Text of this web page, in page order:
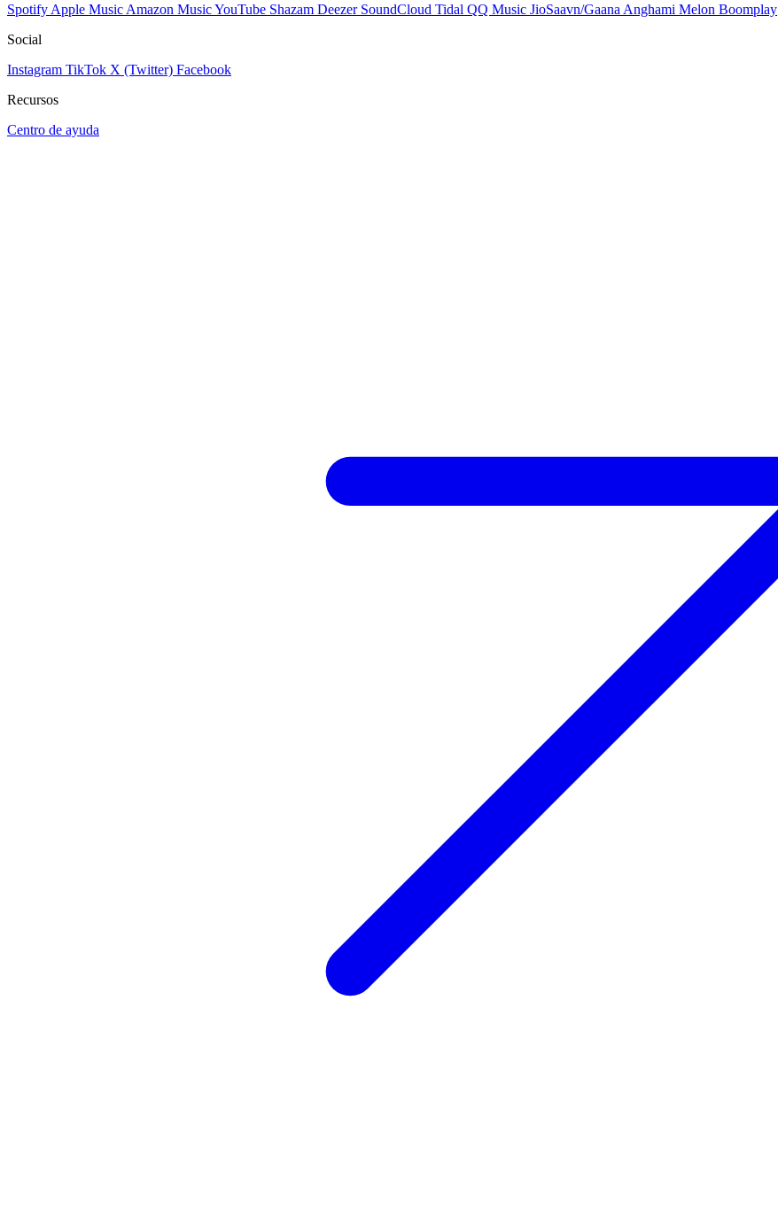
Spotify Apple Music Amazon MusicYouTube Shazam Deezer SoundCloud Tidal QQ Music JioSaavn/Gaana Anghami Melon Boomplay
Social
Instagram TikTok X (Twitter) Facebook
Recursos
Centro de ayuda